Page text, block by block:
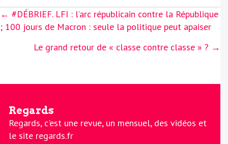
Posts
navigation
← #DÉBRIEF. LFI : l’arc républicain contre la République
; 100 jours de Macron : seule la politique peut apaiser
Le grand retour de « classe contre classe » ? →
Regards
Regards, c'est une revue, un mensuel, des vidéos et
le site regards.fr